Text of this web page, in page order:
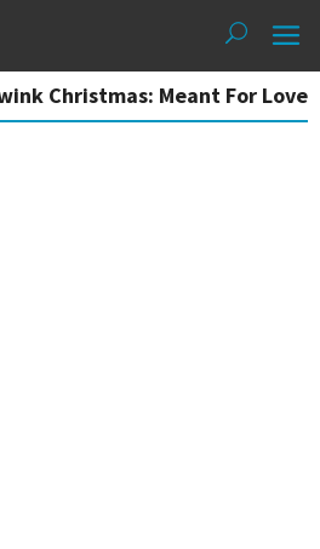
Christmas: Meant For Love